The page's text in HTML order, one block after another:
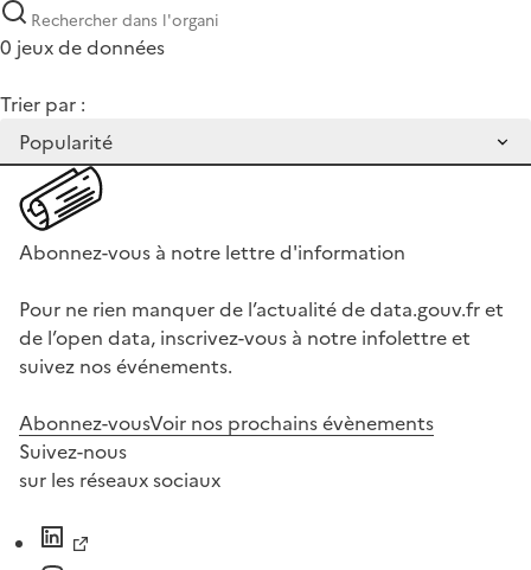
0 jeux de données
Trier par :
Abonnez-vous à notre lettre d'information
Pour ne rien manquer de l’actualité de data.gouv.fr et
de l’open data, inscrivez-vous à notre infolettre et
suivez nos événements.
Abonnez-vousVoir nos prochains évènements
Suivez-nous
sur les réseaux sociaux